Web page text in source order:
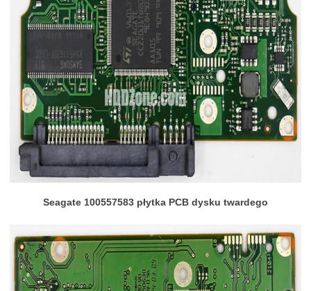
Seagate 100557583 płytka PCB dysku twardego